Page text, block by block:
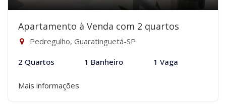
Apartamento à Venda com 2 quartos
Pedregulho, Guaratinguetá-SP
2 Quartos 1 Banheiro 1 Vaga
Mais informações